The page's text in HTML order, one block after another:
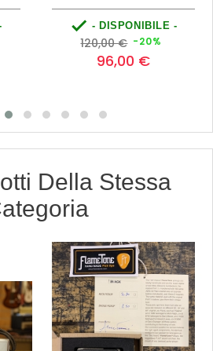
 - DISPONIBILE -
Prezzo
base
120,00 € -20%
96,00 €
Della Stessa